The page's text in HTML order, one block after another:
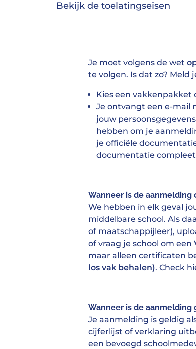
Bekijk de toelatingseisen
Je moet volgens de wet
te volgen. Is dat zo? Meld
Kies een vakkenpakket
Je ontvangt een e-mail
jouw
hebben om je
je officiële
documentatie
Wanneer is de aanmelding
We hebben in elk geval
middelbare school. Als
of maatschappijleer),
of vraag je school om een
maar alleen certificaten
los vak behalen). Check
Wanneer is de aanmelding
Je aanmelding is geldig
cijferlijst of verklaring
een bevoegd